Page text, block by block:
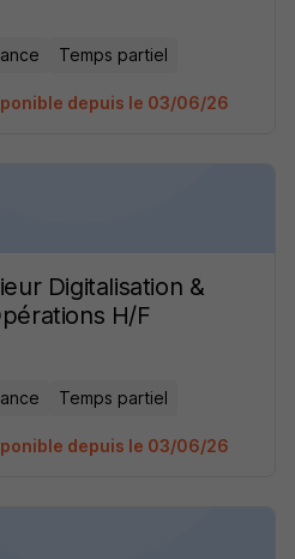
Temps partiel
depuis le 03/06/26
Digitalisation &
H/F
Temps partiel
depuis le 03/06/26